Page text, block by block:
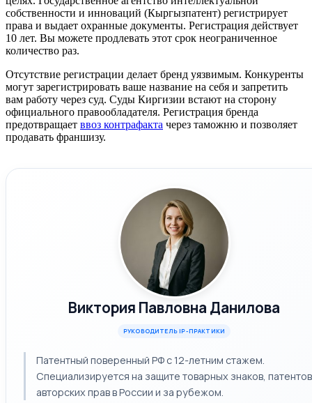
собственности и инноваций (Кыргызпатент) регистрирует
права и выдает охранные документы. Регистрация действует
10 лет. Вы можете продлевать этот срок неограниченное
количество раз.
Отсутствие регистрации делает бренд уязвимым. Конкуренты
могут зарегистрировать ваше название на себя и запретить
вам работу через суд. Суды Киргизии встают на сторону
официального правообладателя. Регистрация бренда
предотвращает ввоз контрафакта через таможню и позволяет
продавать франшизу.
Виктория Павловна Данилова
РУКОВОДИТЕЛЬ IP-ПРАКТИКИ
Патентный поверенный РФ с 12-летним стажем.
Специализируется на защите товарных знаков,
авторских прав в России и за рубежом.